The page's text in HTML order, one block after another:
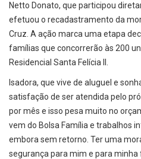
Netto Donato, que participou
efetuou o recadastramento da
Cruz. A ação marca uma etapa
famílias que concorrerão às 200
Residencial Santa Felícia II.
Isadora, que vive de aluguel e
satisfação de ser atendida pelo
por mês e isso pesa muito no
vem do Bolsa Família e trabalhos
embora sem retorno. Ter uma
segurança para mim e para minha